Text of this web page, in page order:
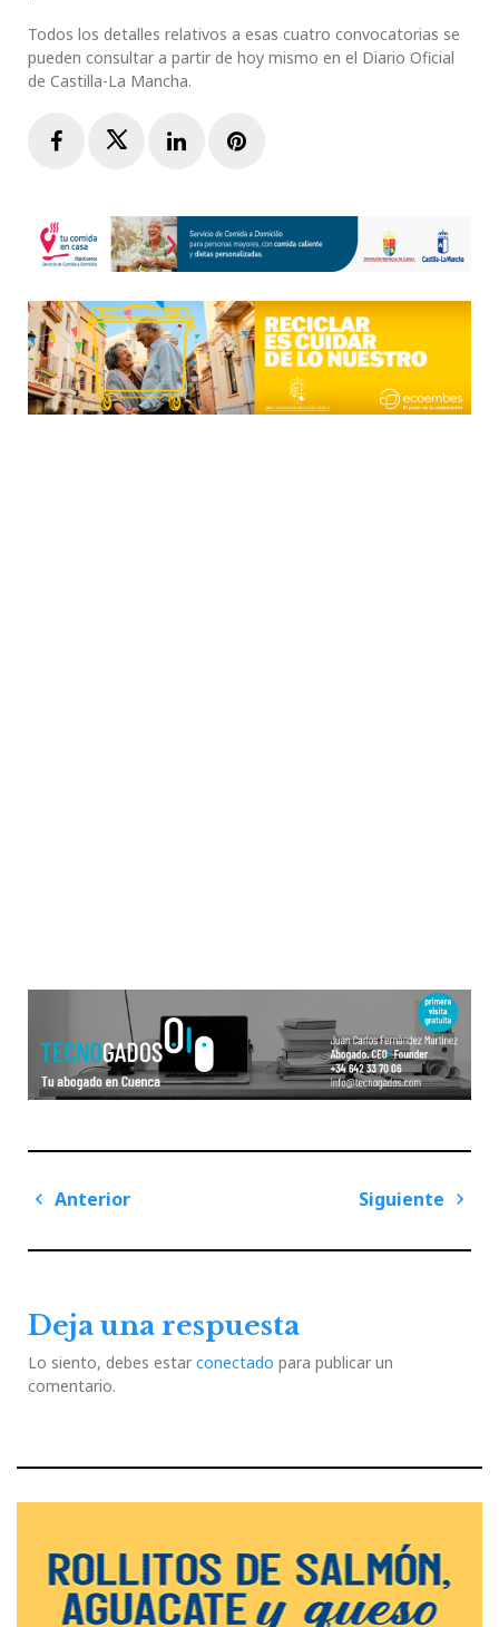
Todos los detalles relativos a esas cuatro convocatorias se
pueden consultar a partir de hoy mismo en el Diario Oficial
de Castilla-La Mancha.
FacebookTwitterLinkedInPinterest
Navegación
entradas
Anterior
Siguiente
Deja una respuesta
Lo siento, debes estar conectado para publicar un
comentario.